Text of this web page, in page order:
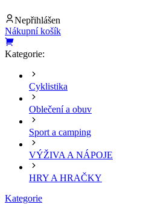
Nepřihlášen
Nákupní košík
Kategorie:
Cyklistika
Oblečení a obuv
Sport a camping
VÝŽIVA A NÁPOJE
HRY A HRAČKY
Kategorie